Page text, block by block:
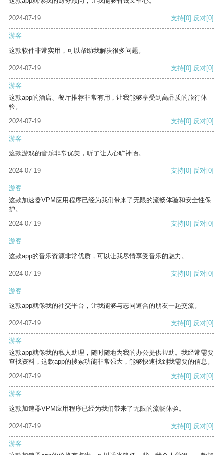
2024-07-19 支持[0] 反对[0]
游客
这款软件非常实用，可以帮助我解决很多问题。
2024-07-19 支持[0] 反对[0]
游客
这款app的酒店、餐厅推荐非常有用，让我能够享受到高品质的旅行体
验。
2024-07-19
支持[0] 反对[0]
游客
这款游戏的音乐非常优美，听了让人心旷神怡。
2024-07-19 支持[0] 反对[0]
游客
这款加速器VPM应用程序已经为我们带来了无限的流畅体验和安全性保
护。
2024-07-19
支持[0] 反对[0]
游客
这款app的音乐资源非常优质，可以让我尽情享受音乐的魅力。
2024-07-19 支持[0] 反对[0]
游客
这款app就像我的社交平台，让我能够与志同道合的朋友一起交流。
2024-07-19 支持[0] 反对[0]
游客
这款app就像我的私人助理，随时随地为我的办公提供帮助。我经常需要
查找资料，这款app的搜索功能非常强大，能够快速找到我需要的信息。
2024-07-19
支持[0] 反对[0]
游客
这款加速器VPM应用程序已经为我们带来了无限的流畅体验。
2024-07-19 支持[0] 反对[0]
游客